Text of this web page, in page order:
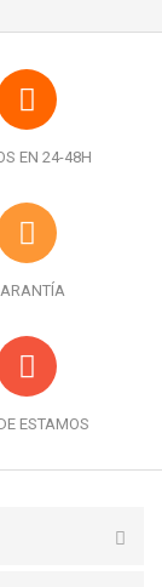
EN 24-48H
ESTAMOS